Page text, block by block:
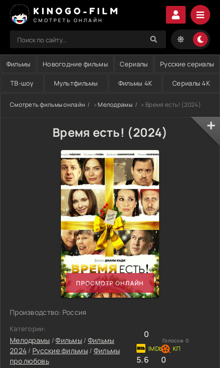
KINOGO-FILM
СМОТРЕТЬ ОНЛАЙН
Фильмы Новогодние фильмы Сериалы Русские сериалы
ТВ-шоу Мультфильмы Фильмы 4K Сериалы 4K
Смотреть фильмы онлайн »Мелодрамы » Время есть! (2024)
Время есть! (2024)
ПРОСМОТР ОНЛАЙН
Производство: Россия
Категории:
Мелодрамы /Фильмы / Фильмы
2024 / Русские фильмы/ Фильмы
про любовь
0
Голосов: 0
5.6 0